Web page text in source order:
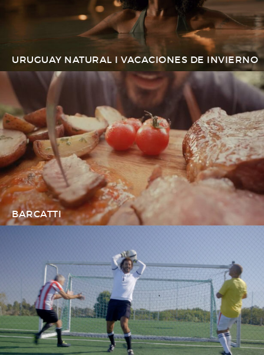
URUGUAY NATURAL I VACACIONES DE INVIERNO
BARCATTI